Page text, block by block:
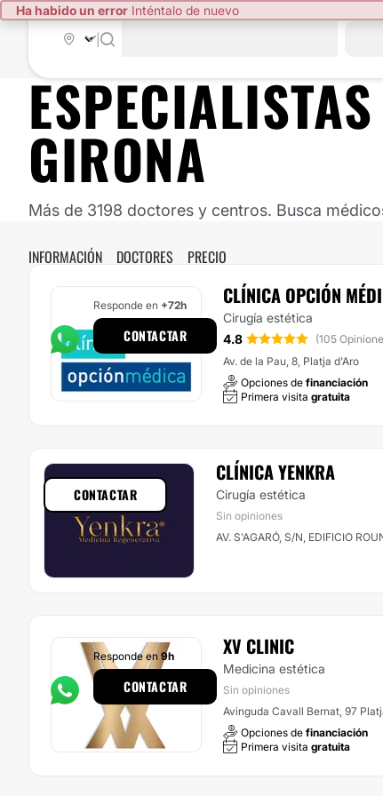
Ha habido un error Inténtalo de nuevo
GIRONA
Más de 3198 doctores y centros. Busca
INFORMACIÓN DOCTORES PRECIO
CLÍNICA OPCIÓN
Cirugía estética
4.8
(105
Av. de la Pau, 8, Platja d'Aro
Opciones de financiación
Primera visita gratuita
Responde en +72h
CONTACTAR
CLÍNICA YENKRA
Cirugía estética
Sin opiniones
AV. S'AGARÓ, S/N, EDIFICIO
CONTACTAR
XV CLINIC
Medicina estética
Sin opiniones
Avinguda Cavall Bernat, 97
Opciones de financiación
Primera visita gratuita
Responde en 9h
CONTACTAR